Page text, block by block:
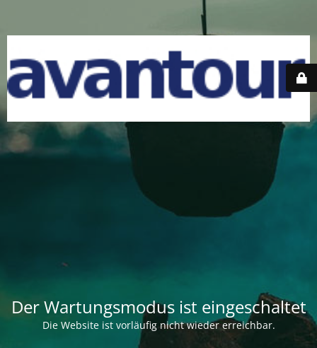
Der Wartungsmodus ist eingeschaltet
Die Website ist vorläufig nicht wieder erreichbar.